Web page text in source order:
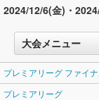
2024/12/6(金)・
大会メニュー
プレミアリーグ ファイ
プレミアリーグ